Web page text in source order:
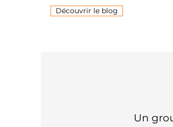
Découvrir le blog
Un